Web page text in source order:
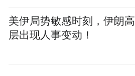
美伊局势敏感时刻，伊朗高
层出现人事变动！